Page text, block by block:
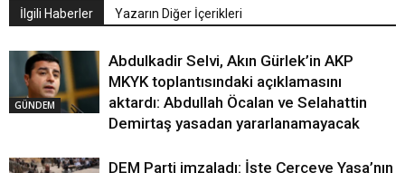
İlgili Haberler Yazarın Diğer İçerikleri
GÜNDEM
Abdulkadir Selvi, Akın Gürlek’in AKP
MKYK toplantısındaki açıklamasını
aktardı: Abdullah Öcalan ve Selahattin
Demirtaş yasadan yararlanamayacak
DEM Parti imzaladı: İşte Çerçeve Yasa’nın